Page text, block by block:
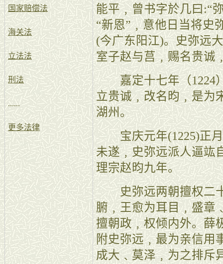
国家赔偿法
海关法
立法法
刑法
......
更多法律
能平﹐曾书字於几曰:“
“新恩”﹐意他日当将史
(今广东阳江)。史弥远
室子赵与莒﹐赐名贵诚
嘉定十七年（1224）
立贵诚﹐改名昀﹐是为
湖州。
宝庆元年(1225)正月
未遂﹐史弥远派人逼竑
理宗赵昀九年。
史弥远两朝擅权二十
腑﹐王愈为耳目﹐盛章
擅朝政﹐权倾内外。薛
附史弥远﹐最为亲信用
成大﹑莫泽﹐为之排斥